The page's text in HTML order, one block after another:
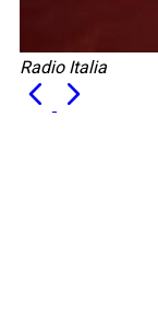
Radio Italia